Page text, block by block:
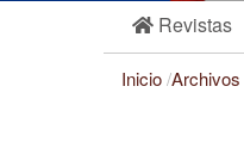
Revistas
Inicio/Archivos